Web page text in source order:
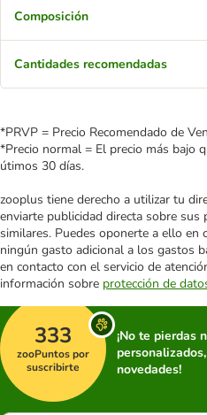
Composición
Cantidades recomendadas
*PRVP = Precio Recomendado de
*Precio normal = El precio más bajo
útimos 30 días.
zooplus tiene derecho a utilizar tu
enviarte publicidad directa sobre
similares. Puedes oponerte a ello en
ningún gasto adicional a los gastos
en contacto con el servicio de
información sobre protección de
333
zooPuntos por
suscribirte
¡No te pierdas
novedades!